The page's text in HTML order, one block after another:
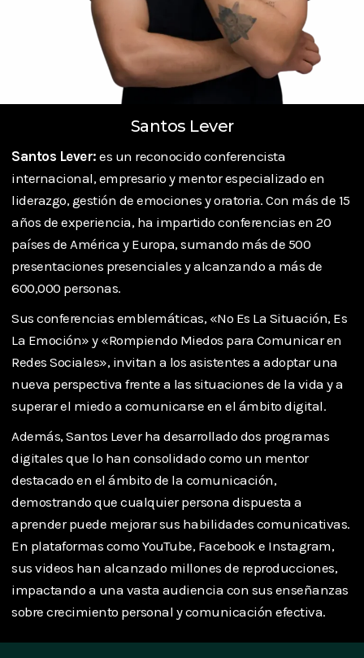
Santos Lever
Santos Lever: es un reconocido conferencista
internacional, empresario y mentor especializado en
liderazgo, gestión de emociones y oratoria. Con más de 15
años de experiencia, ha impartido conferencias en 20
países de América y Europa, sumando más de 500
presentaciones presenciales y alcanzando a más de
600,000 personas.
Sus conferencias emblemáticas, «No Es La Situación, Es
La Emoción» y «Rompiendo Miedos para Comunicar en
Redes Sociales», invitan a los asistentes a adoptar una
nueva perspectiva frente a las situaciones de la vida y a
superar el miedo a comunicarse en el ámbito digital.
Además, Santos Lever ha desarrollado dos programas
digitales que lo han consolidado como un mentor
destacado en el ámbito de la comunicación,
demostrando que cualquier persona dispuesta a
aprender puede mejorar sus habilidades comunicativas.
En plataformas como YouTube, Facebook e Instagram,
sus videos han alcanzado millones de reproducciones,
impactando a una vasta audiencia con sus enseñanzas
sobre crecimiento personal y comunicación efectiva.